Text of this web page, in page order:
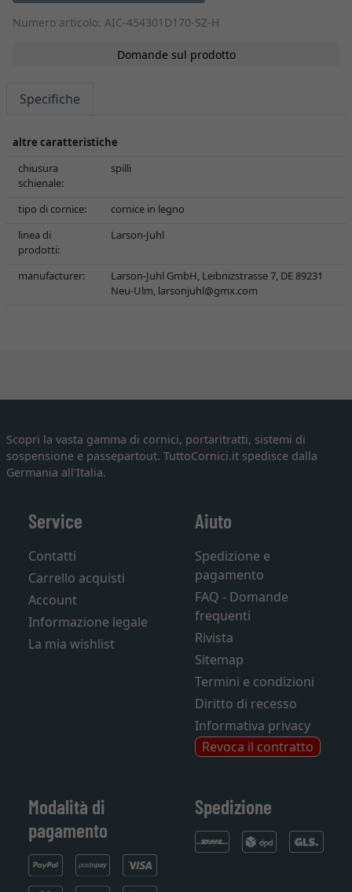
Numero articolo: AIC-454301D170-SZ-H
Domande sul prodotto
Specifiche
altre caratteristiche
chiusura
schienale:
spilli
tipo di cornice:
cornice in legno
linea di
prodotti:
Larson-Juhl
manufacturer:
Larson-Juhl GmbH, Leibnizstrasse 7, DE 89231
Neu-Ulm, larsonjuhl@gmx.com
Scopri la vasta gamma di cornici, portaritratti, sistemi di
sospensione e passepartout. TuttoCornici.it spedisce dalla
Germania all'Italia.
Service
Contatti
Carrello acquisti
Account
Informazione legale
La mia wishlist
Aiuto
Spedizione e
pagamento
FAQ - Domande
frequenti
Rivista
Sitemap
Termini e condizioni
Diritto di recesso
Informativa privacy
Revoca il contratto
Modalità di
pagamento
Spedizione